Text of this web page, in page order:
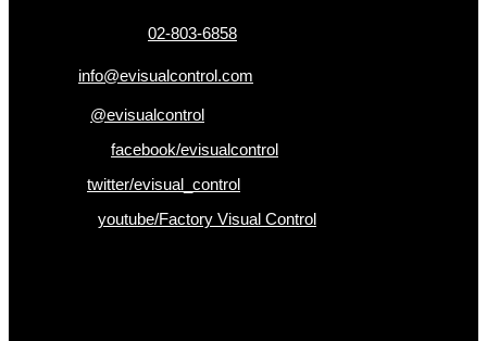
02-803-6858
info@evisualcontrol.com
@evisualcontrol
facebook/evisualcontrol
twitter/evisual_control
youtube/Factory Visual Control